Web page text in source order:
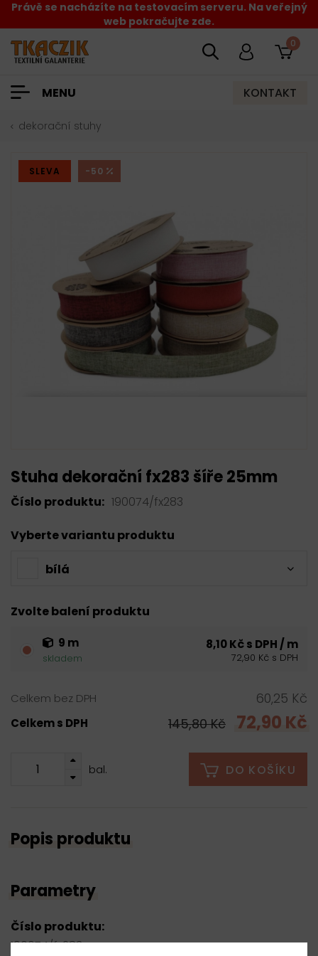
Právě se nacházíte na testovacím serveru. Na veřejný
web pokračujte zde.
0
MENU KONTAKT
dekorační stuhy
SLEVA -50
Stuha dekorační fx283 šíře 25mm
Číslo produktu: 190074/fx283
Vyberte variantu produktu
bílá
Zvolte balení produktu
9 m
skladem
8,10 Kč s DPH / m
72,90 Kč s DPH
Celkem bez DPH 60,25 Kč
Celkem s DPH 145,80 Kč 72,90 Kč
bal. DO KOŠÍKU
Popis produktu
Parametry
Číslo produktu:
190074/fx283